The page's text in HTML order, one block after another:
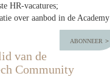
HR-vacatures;
over aanbod in de Academy
abonneer
van de
Community